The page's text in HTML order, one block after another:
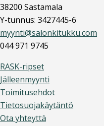
38200 Sastamala
Y-tunnus: 3427445-6
myynti@salonkitukku.com
044 971 9745
RASK-ripset
Jälleenmyynti
Toimitusehdot
Tietosuojakäytäntö
Ota yhteyttä